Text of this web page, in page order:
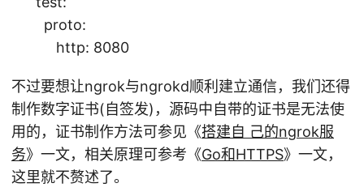
h
r
e
v
e
a
proto:
http: 8080
不过要想让ngrok与ngrokd顺利建立通信，我们还得
制作数字证书(自签发)，源码中自带的证书是无法使
用的，证书制作方法可参见《搭建自 己的ngrok服
务》一文，相关原理可参考《Go和HTTPS》一文，
这里就不赘述了。